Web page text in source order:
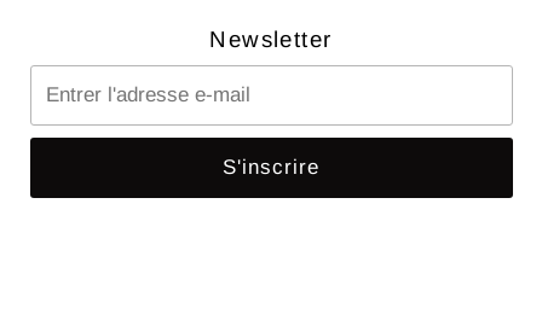
Newsletter
e-
S'inscrire